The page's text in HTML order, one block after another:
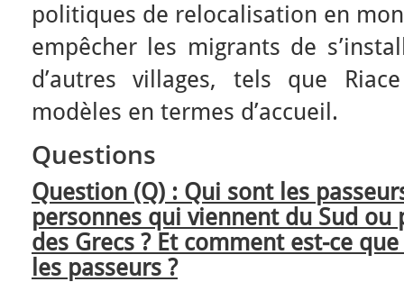
politiques de relocalisation en
empêcher les migrants de
d’autres villages, tels que
modèles en termes d’accueil.
Questions
Question (Q) : Qui sont les
personnes qui viennent du Sud
des Grecs ? Et comment est-ce
les passeurs ?